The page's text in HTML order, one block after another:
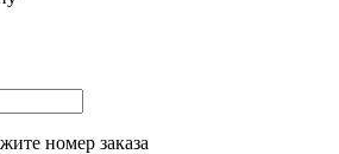
номер заказа